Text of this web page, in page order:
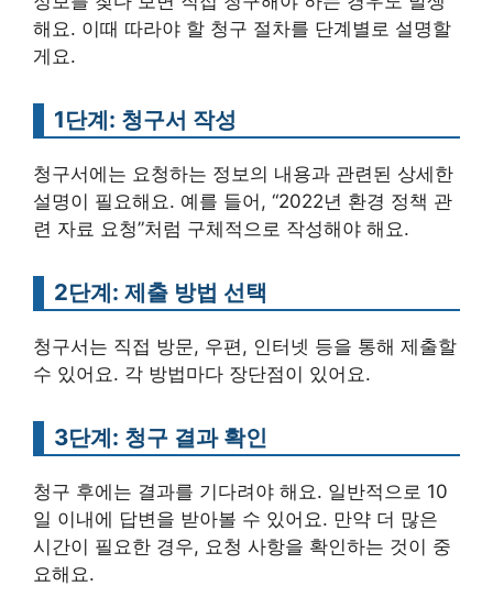
해요. 이때 따라야 할 청구 절차를 단계별로 설명할
게요.
1단계: 청구서 작성
청구서에는 요청하는 정보의 내용과 관련된 상세한
설명이 필요해요. 예를 들어, “2022년 환경 정책 관
련 자료 요청”처럼 구체적으로 작성해야 해요.
2단계: 제출 방법 선택
청구서는 직접 방문, 우편, 인터넷 등을 통해 제출할
수 있어요. 각 방법마다 장단점이 있어요.
3단계: 청구 결과 확인
청구 후에는 결과를 기다려야 해요. 일반적으로 10
일 이내에 답변을 받아볼 수 있어요. 만약 더 많은
시간이 필요한 경우, 요청 사항을 확인하는 것이 중
요해요.